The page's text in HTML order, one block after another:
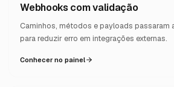
Webhooks com validação
Caminhos, métodos e payloads passaram
para reduzir erro em integrações externas.
Conhecer no painel